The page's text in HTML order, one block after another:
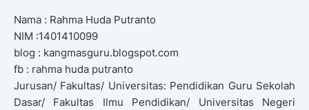
Nama : Rahma Huda Putranto
NIM :1401410099
blog : kangmasguru.blogspot.com
fb : rahma huda putranto
Jurusan/ Fakultas/ Universitas: Pendidikan Guru Sekolah
Dasar/ Fakultas Ilmu Pendidikan/ Universitas Negeri